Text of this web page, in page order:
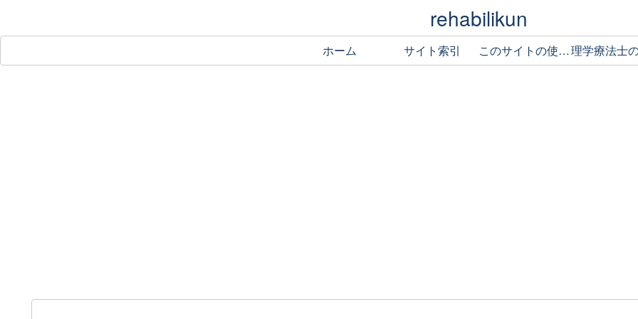
rehabilikun
ホーム サイト索引 このサイトの使い方